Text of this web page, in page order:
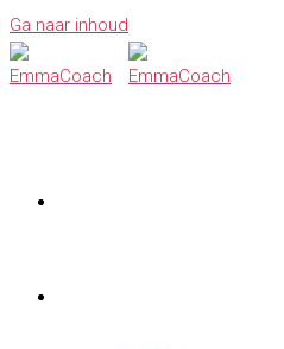
Ga naar inhoud